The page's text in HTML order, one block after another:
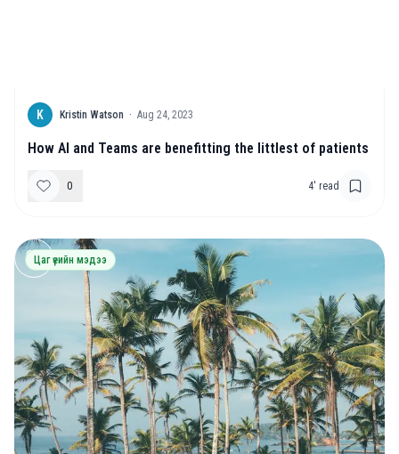
K Kristin Watson · Aug 24, 2023
How AI and Teams are benefitting the littlest of patients
0 4' read
Цаг үеийн мэдээ